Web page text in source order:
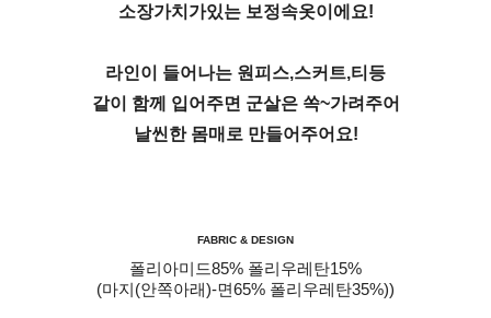
소장가치가있는 보정속옷이에요!
라인이 들어나는 원피스,스커트,티등
같이 함께 입어주면 군살은 쏙~가려주어
날씬한 몸매로 만들어주어요!
FABRIC & DESIGN
폴리아미드85% 폴리우레탄15%
(마지(안쪽아래)-면65% 폴리우레탄35%))